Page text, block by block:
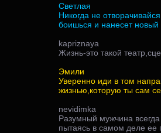
Светлая
Никогда не
боишься и нанесет новый
kapriznaya
Жизнь-это такой
Эмили
Уверенно иди в том
жизнью,которую ты сам
nevidimka
Разумный мужчина
пытаясь в самом деле ее